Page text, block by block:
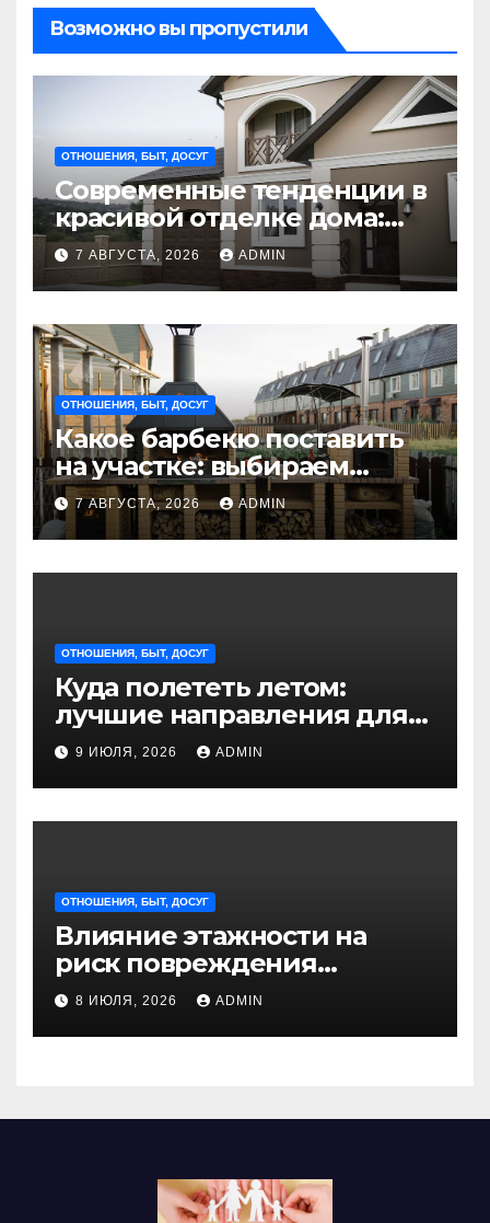
Возможно вы пропустили
ОТНОШЕНИЯ, БЫТ, ДОСУГ
Современные тенденции в
красивой отделке дома:
стильные решения для
интерьера и экстерьера
7 АВГУСТА, 2026 ADMIN
ОТНОШЕНИЯ, БЫТ, ДОСУГ
Какое барбекю поставить
на участке: выбираем
идеальное решение для
отдыха на природе
7 АВГУСТА, 2026 ADMIN
ОТНОШЕНИЯ, БЫТ, ДОСУГ
Куда полететь летом:
лучшие направления для
отдыха из Санкт-
Петербурга
9 ИЮЛЯ, 2026 ADMIN
ОТНОШЕНИЯ, БЫТ, ДОСУГ
Влияние этажности на
риск повреждения
недвижимости
8 ИЮЛЯ, 2026 ADMIN